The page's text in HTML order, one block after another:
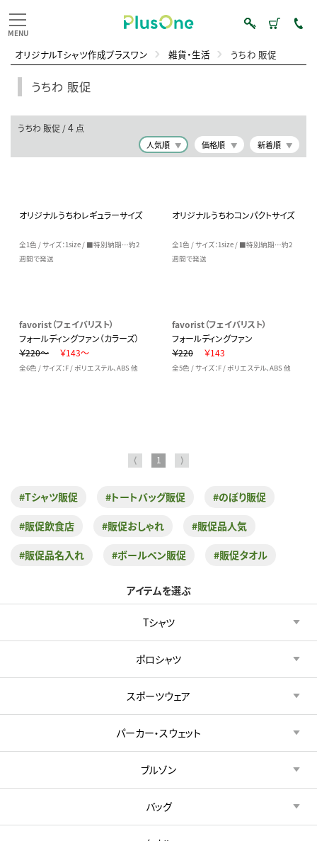
オリジナルTシャツ作成プラスワン 雑貨・生活 うちわ 販促
うちわ 販促
うちわ 販促 /4点
人気順 価格順 新着順
オリジナルうちわレギュラーサイズ
全1色 / サイズ：1size / ■特別納期…約2
週間で発送
オリジナルうちわコンパクトサイズ
全1色 / サイズ：1size / ■特別納期…約2
週間で発送
favorist（フェイバリスト）
フォールディングファン（カラーズ）
￥220～
￥143～
全6色 / サイズ：F / ポリエステル、ABS 他
favorist（フェイバリスト）
フォールディングファン
￥220
￥143
全5色 / サイズ：F / ポリエステル、ABS 他
⟨ 1 ⟩
#Tシャツ販促 #トートバッグ販促 #のぼり販促
#販促飲食店 #販促おしゃれ #販促品人気
#販促品名入れ #ボールペン販促 #販促タオル
アイテムを選ぶ
Tシャツ
ポロシャツ
スポーツウェア
パーカー・スウェット
ブルゾン
バッグ